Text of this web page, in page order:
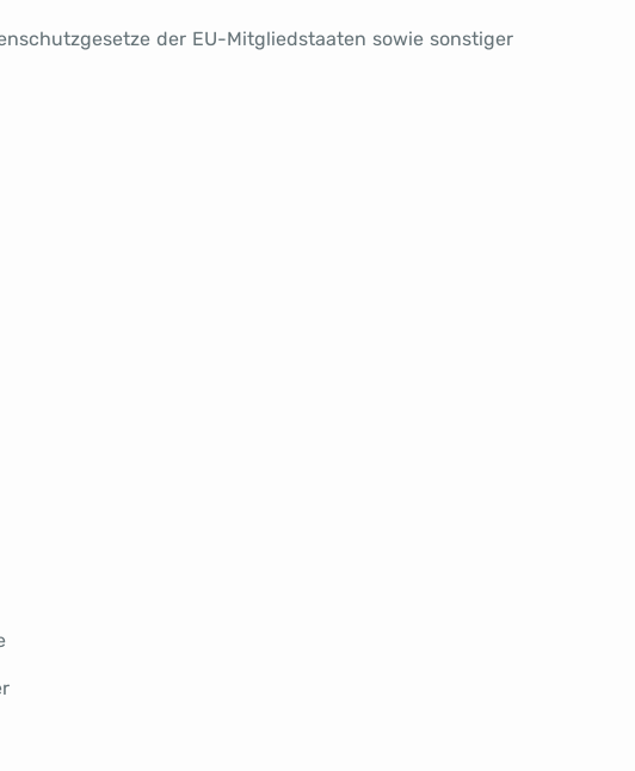
der EU-Mitgliedstaaten sowie sonstiger